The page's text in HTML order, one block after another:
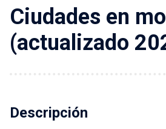
FACULTAD DE ARQUITECTURA,
Ciudades en
(actualizado
Descripción